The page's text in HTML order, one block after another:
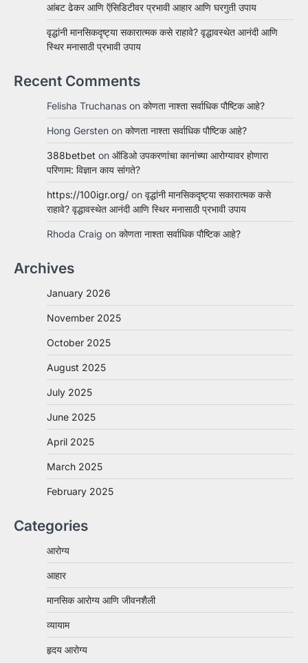
आंबट ढेकर आणि ऍसिडिटीवर प्रभावी आहार आणि घरगुती उपाय
वृद्धांनी मानसिकदृष्ट्या सकारात्मक कसे राहावे? वृद्धावस्थेत आनंदी आणि
स्थिर मनासाठी प्रभावी उपाय
Recent Comments
Felisha Truchanas on कोणता नाश्ता सर्वाधिक पौष्टिक आहे?
Hong Gersten on कोणता नाश्ता सर्वाधिक पौष्टिक आहे?
388betbet on ऑडिओ उपकरणांचा कानांच्या आरोग्यावर होणारा
परिणाम: विज्ञान काय सांगते?
https://100igr.org/ on वृद्धांनी मानसिकदृष्ट्या सकारात्मक कसे
राहावे? वृद्धावस्थेत आनंदी आणि स्थिर मनासाठी प्रभावी उपाय
Rhoda Craig on कोणता नाश्ता सर्वाधिक पौष्टिक आहे?
Archives
January 2026
November 2025
October 2025
August 2025
July 2025
June 2025
April 2025
March 2025
February 2025
Categories
आरोग्य
आहार
मानसिक आरोग्य आणि जीवनशैली
व्यायाम
हृदय आरोग्य